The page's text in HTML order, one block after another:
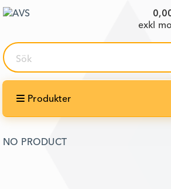
exkl
Sök
Produkter
NO PRODUCT